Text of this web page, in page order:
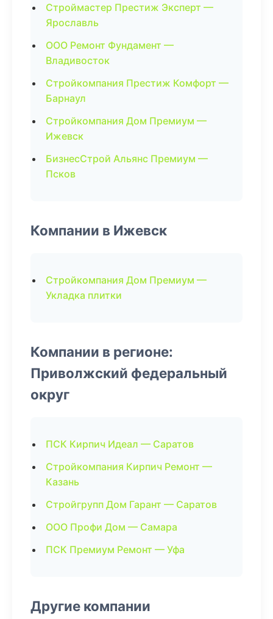
Строймастер Престиж Эксперт —
Ярославль
ООО Ремонт Фундамент —
Владивосток
Стройкомпания Престиж Комфорт —
Барнаул
Стройкомпания Дом Премиум —
Ижевск
БизнесСтрой Альянс Премиум —
Псков
Компании в Ижевск
Стройкомпания Дом Премиум —
Укладка плитки
Компании в регионе:
Приволжский федеральный
округ
ПСК Кирпич Идеал — Саратов
Стройкомпания Кирпич Ремонт —
Казань
Стройгрупп Дом Гарант — Саратов
ООО Профи Дом — Самара
ПСК Премиум Ремонт — Уфа
Другие компании